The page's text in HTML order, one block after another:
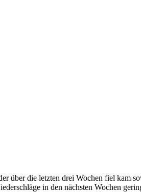
über die letzten drei Wochen fiel kam
in den nächsten Wochen